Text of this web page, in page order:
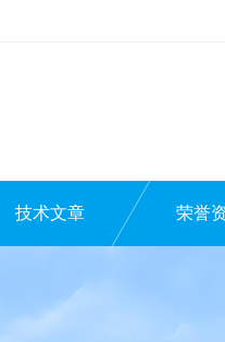
技术文章 荣誉